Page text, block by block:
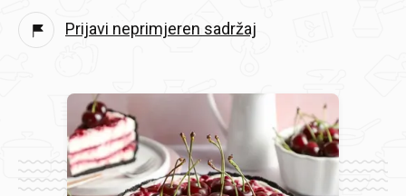
Prijavi neprimjeren sadržaj